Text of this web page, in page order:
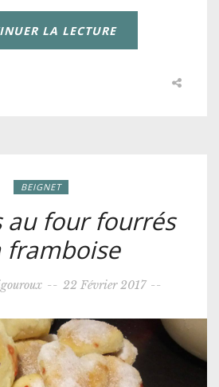
LA LECTURE
BEIGNET
au four fourrés
framboise
-- 22 Février 2017 --